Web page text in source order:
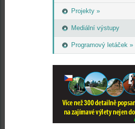
Projekty »
Mediální výstupy
Programový letáček »